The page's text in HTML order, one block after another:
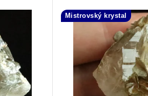
Mistrovský krystal